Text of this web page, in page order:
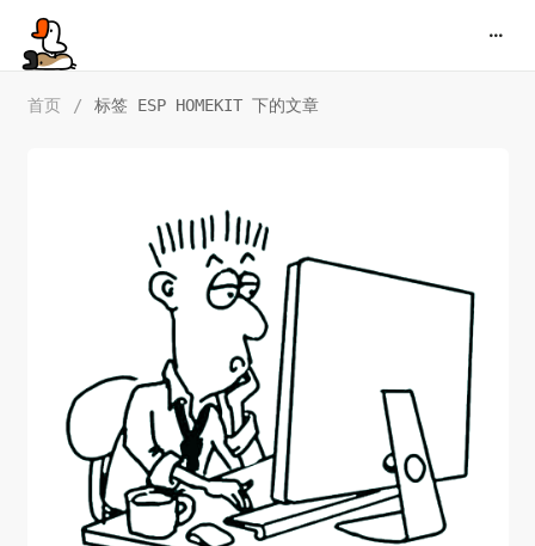
首页 / 标签 ESP HOMEKIT 下的文章